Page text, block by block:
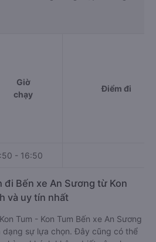
Giờ
chạy
Điểm đi
- 16:50
đi Bến xe An Sương từ Kon
và uy tín nhất
Tum - Kon Tum Bến xe An Sương
sự lựa chọn. Đây cũng có thể